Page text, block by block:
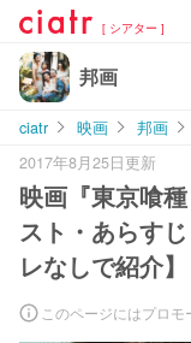
[ シアター ]
邦画
ciatr 映画 邦画
2017年8月25日更新
映画『東京喰
スト・あらす
レなしで紹介】
このページにはプロ